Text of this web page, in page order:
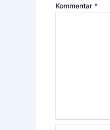
Kommentar *